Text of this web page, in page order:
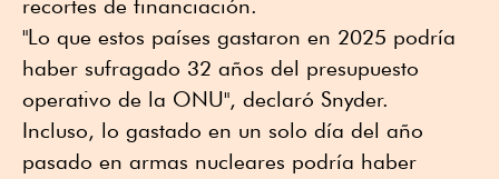
recortes de financiación.
"Lo que estos países gastaron en 2025 podría
haber sufragado 32 años del presupuesto
operativo de la ONU", declaró Snyder.
Incluso, lo gastado en un solo día del año
pasado en armas nucleares podría haber